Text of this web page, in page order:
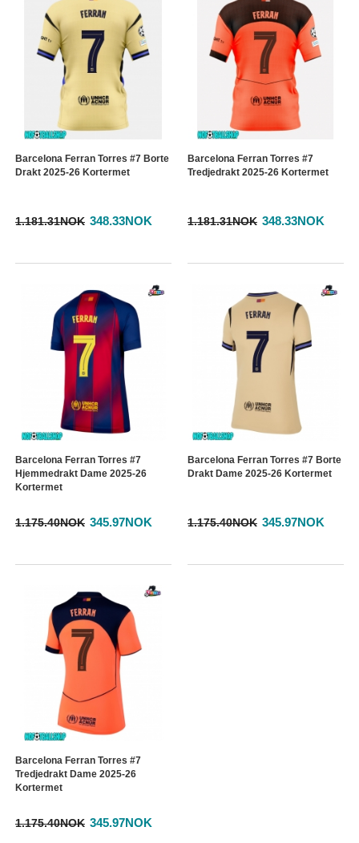
Barcelona Ferran Torres #7 Borte
Drakt 2025-26 Kortermet
1.181.31NOK 348.33NOK
Barcelona Ferran Torres #7
Tredjedrakt 2025-26 Kortermet
1.181.31NOK 348.33NOK
Barcelona Ferran Torres #7
Hjemmedrakt Dame 2025-26
Kortermet
1.175.40NOK 345.97NOK
Barcelona Ferran Torres #7 Borte
Drakt Dame 2025-26 Kortermet
1.175.40NOK 345.97NOK
Barcelona Ferran Torres #7
Tredjedrakt Dame 2025-26
Kortermet
1.175.40NOK 345.97NOK